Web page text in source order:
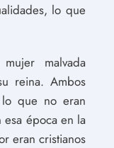
lo que
malvada
reina. Ambos
que no eran
esa época en la
eran cristianos